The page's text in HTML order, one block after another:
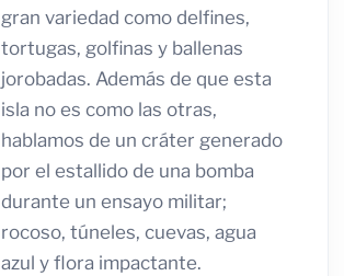
gran variedad como delfines,
tortugas, golfinas y ballenas
jorobadas. Además de que esta
isla no es como las otras,
hablamos de un cráter generado
por el estallido de una bomba
durante un ensayo militar;
rocoso, túneles, cuevas, agua
azul y flora impactante.